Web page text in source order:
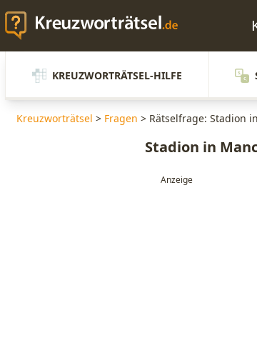
KREUZWORTRÄTSEL-HILFE
Kreuzworträtsel > Fragen > Rätselfrage: Stadion
Stadion in